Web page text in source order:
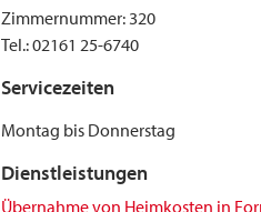
Zimmernummer: 320
Tel.: 02161 25-6740
Servicezeiten
Montag bis Donnerstag
Dienstleistungen
Übernahme von Heimkosten in